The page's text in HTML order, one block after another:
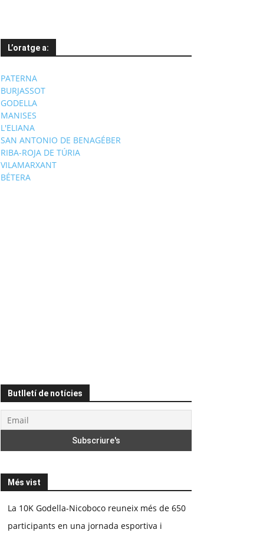
L’oratge a:
PATERNA
BURJASSOT
GODELLA
MANISES
L'ELIANA
SAN ANTONIO DE BENAGÉBER
RIBA-ROJA DE TÚRIA
VILAMARXANT
BÉTERA
Butlletí de notícies
Més vist
La 10K Godella-Nicoboco reuneix més de 650
participants en una jornada esportiva i